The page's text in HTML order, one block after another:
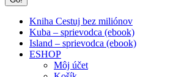
Kniha Cestuj bez miliónov
Kuba – sprievodca (ebook)
Island – sprievodca (ebook)
ESHOP
Môj účet